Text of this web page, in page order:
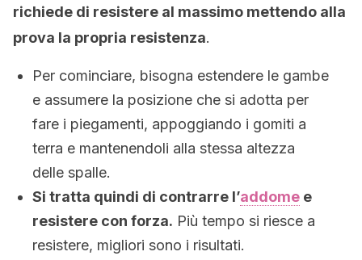
richiede di resistere al massimo mettendo alla
prova la propria resistenza.
Per cominciare, bisogna estendere le gambe
e assumere la posizione che si adotta per
fare i piegamenti, appoggiando i gomiti a
terra e mantenendoli alla stessa altezza
delle spalle.
Si tratta quindi di contrarre l’addome e
resistere con forza. Più tempo si riesce a
resistere, migliori sono i risultati.